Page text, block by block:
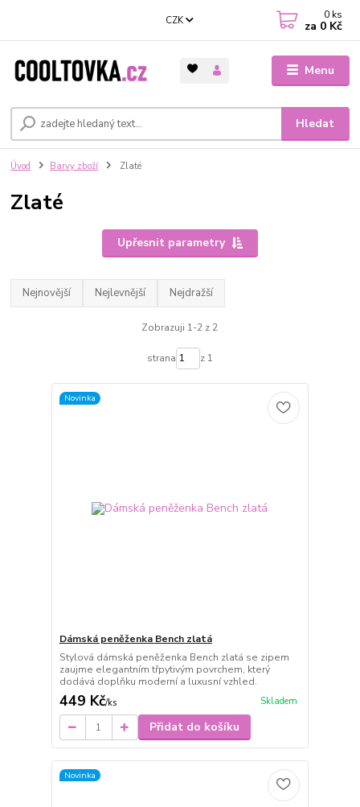
Menu
CZK
Hledat
0 ks
za 0 Kč
Úvod Barvy zboží Zlaté
Zlaté
Upřesnit parametry
Nejnovější Nejlevnější Nejdražší
Zobrazuji 1-2 z 2
strana z 1
Novinka
Dámská peněženka Bench zlatá
Stylová dámská peněženka Bench zlatá se zipem
zaujme elegantním třpytivým povrchem, který
dodává doplňku moderní a luxusní vzhled.
449 Kč/ks Skladem
Přidat do košíku
Novinka